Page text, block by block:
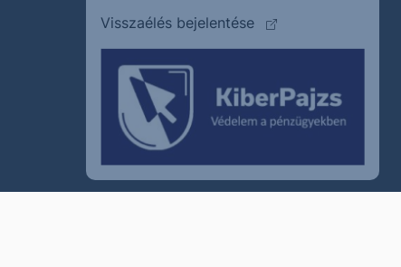
Visszaélés bejelentése
(külső oldalra ugrik)